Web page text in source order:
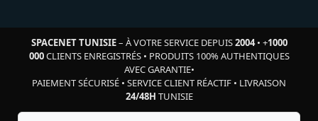
SPACENET TUNISIE– À VOTRE SERVICE DEPUIS2004• +1000
000CLIENTS ENREGISTRÉS• PRODUITS 100% AUTHENTIQUES
AVEC GARANTIE•
PAIEMENT SÉCURISÉ • SERVICE CLIENT RÉACTIF • LIVRAISON
24/48H TUNISIE